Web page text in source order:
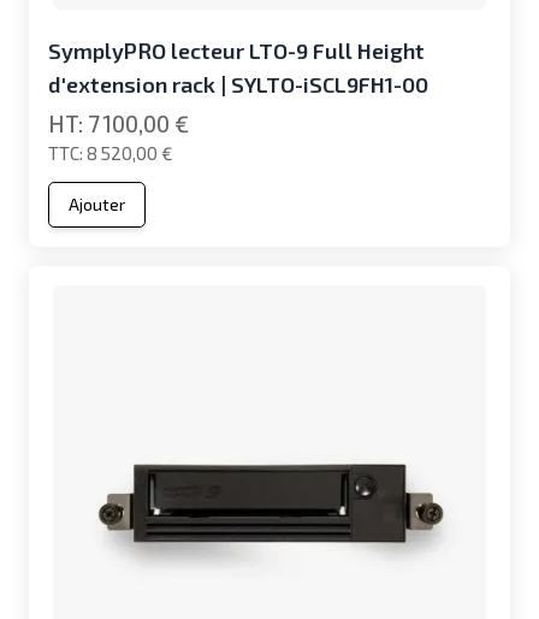
SymplyPRO lecteur LTO-9 Full Height
d'extension rack | SYLTO-iSCL9FH1-00
8 520,00 €
7 100,00 €
Ajouter